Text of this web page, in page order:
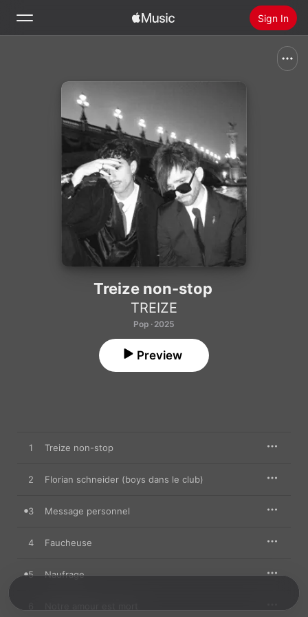
Sign In
Install Apple Music
Treize non-stop
TREIZE
Pop · 2025
Preview
1 Treize non-stop
2 Florian schneider (boys dans le club)
3 Message personnel
4 Faucheuse
5 Naufrage